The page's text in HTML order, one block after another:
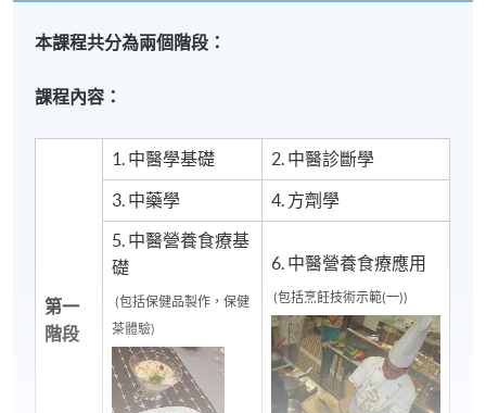
本課程共分為兩個階段：
課程內容：
第一
階段
1. 中醫學基礎 2. 中醫診斷學
3. 中藥學 4. 方劑學
5. 中醫營養食療基
礎
(包括保健品製作，保健
茶體驗)
6. 中醫營養食療應用
(包括烹飪技術示範(一))